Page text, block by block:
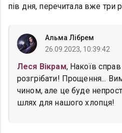
пів дня, перечитала вже три
Альма Лібрем
26.09.2023, 10:39:42
Леся Вікрам, Накоїв
розгрібати! Прощення...
чином, але це буде
шлях для нашого хлопця!